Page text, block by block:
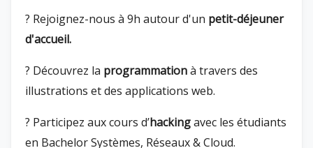
? Rejoignez-nous à 9h autour d'un petit-déjeuner
d'accueil.
? Découvrez la programmationà travers des
illustrations et des applications web.
? Participez aux cours d’hackingavec les étudiants
en Bachelor Systèmes, Réseaux & Cloud.